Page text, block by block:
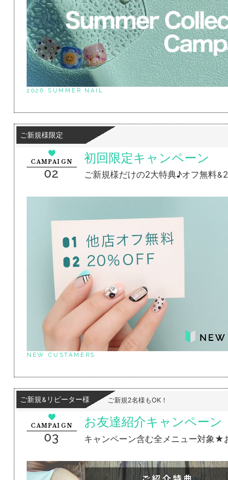
2026 SUMMER NAIL
ご新規様限定
CAMPAIGN
02
初回限定キャンペーン
ご新規様だけの2大特典♪オフ無料&
NEW CUSTAMERS
ご新規 & リピーター様 ご新規2名様もOK！
CAMPAIGN
03
お友達紹介キャンペーン
キャンペーン含む全メニュー対象★